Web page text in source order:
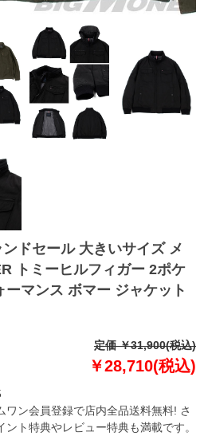
ンドセール 大きいサイズ メ
トミーヒルフィガー 2ポケ
ーマンス ボマー ジャケット
定価 ￥31,900(税込)
￥28,710(税込)
ワン会員登録で店内全品送料無料! さ
ント特典やレビュー特典も満載です。